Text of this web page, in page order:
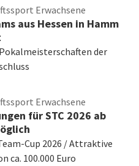
Erwachsene
aus Hessen in Hamm
der
Erwachsene
für STC 2026 ab
Cup 2026 / Attraktive
ca. 100.000 Euro